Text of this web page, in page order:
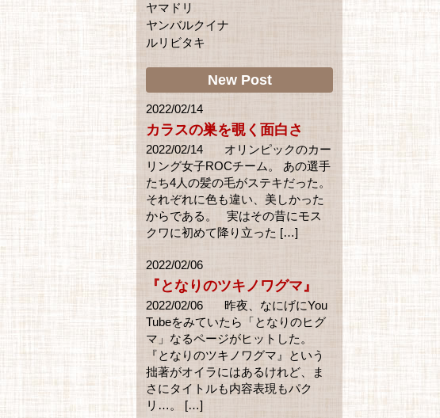
ヤマドリ
ヤンバルクイナ
ルリビタキ
New Post
2022/02/14
カラスの巣を覗く面白さ
2022/02/14 オリンピックのカー
リング女子ROCチーム。 あの選手
たち4人の髪の毛がステキだった。
それぞれに色も違い、美しかった
からである。 実はその昔にモス
クワに初めて降り立った […]
2022/02/06
『となりのツキノワグマ』
2022/02/06 昨夜、なにげにYou
Tubeをみていたら「となりのヒグ
マ」なるページがヒットした。
『となりのツキノワグマ』という
拙著がオイラにはあるけれど、ま
さにタイトルも内容表現もパク
リ…。 […]